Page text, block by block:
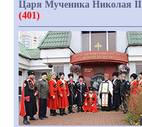
Царя Мученика Николая II
(401)